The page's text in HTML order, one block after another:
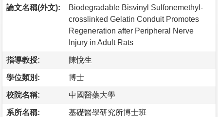
論文名稱(外文):
Biodegradable Bisvinyl Sulfonemethyl-
crosslinked Gelatin Conduit Promotes
Regeneration after Peripheral Nerve
Injury in Adult Rats
指導教授: 陳悅生
學位類別: 博士
校院名稱: 中國醫藥大學
系所名稱: 基礎醫學研究所博士班